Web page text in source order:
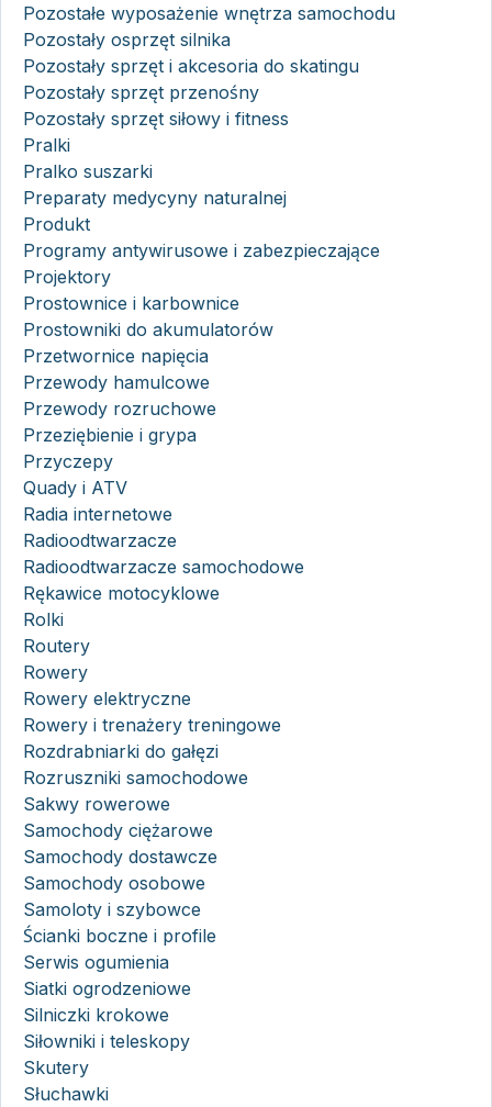
Pozostałe wyposażenie wnętrza samochodu
Pozostały osprzęt silnika
Pozostały sprzęt i akcesoria do skatingu
Pozostały sprzęt przenośny
Pozostały sprzęt siłowy i fitness
Pralki
Pralko suszarki
Preparaty medycyny naturalnej
Produkt
Programy antywirusowe i zabezpieczające
Projektory
Prostownice i karbownice
Prostowniki do akumulatorów
Przetwornice napięcia
Przewody hamulcowe
Przewody rozruchowe
Przeziębienie i grypa
Przyczepy
Quady i ATV
Radia internetowe
Radioodtwarzacze
Radioodtwarzacze samochodowe
Rękawice motocyklowe
Rolki
Routery
Rowery
Rowery elektryczne
Rowery i trenażery treningowe
Rozdrabniarki do gałęzi
Rozruszniki samochodowe
Sakwy rowerowe
Samochody ciężarowe
Samochody dostawcze
Samochody osobowe
Samoloty i szybowce
Ścianki boczne i profile
Serwis ogumienia
Siatki ogrodzeniowe
Silniczki krokowe
Siłowniki i teleskopy
Skutery
Słuchawki